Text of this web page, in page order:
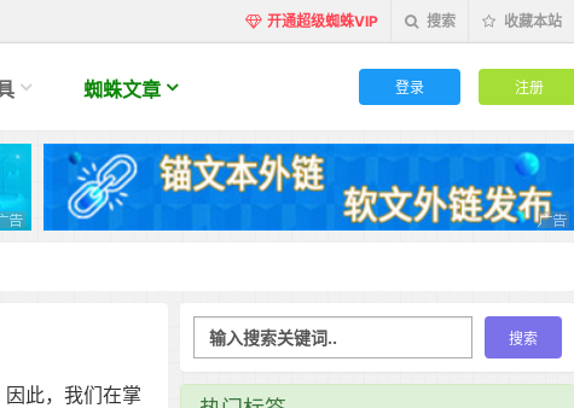
开通超级蜘蛛VIP 搜索 收藏本站
蜘蛛文章 登录 注册
此，我们在掌